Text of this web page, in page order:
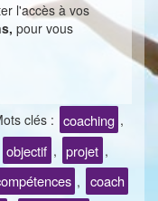
l'accès à vos
, pour vous
clés : coaching ,
objectif , projet ,
, coach